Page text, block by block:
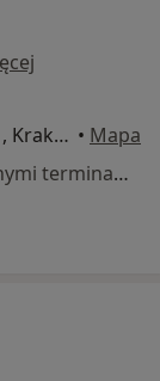
aleja Ignacego Daszyńskiego 12/LU1, Kraków • Mapa
Brak dostępnych specjalistów z wolnymi terminami w tym centrum medycznym.